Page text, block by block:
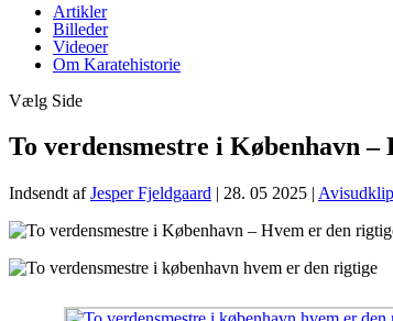
Artikler
Billeder
Videoer
Om Karatehistorie
Vælg Side
To verdensmestre i København
Indsendt afJesper Fjeldgaard | 28. 05 2025 | Avisudklip